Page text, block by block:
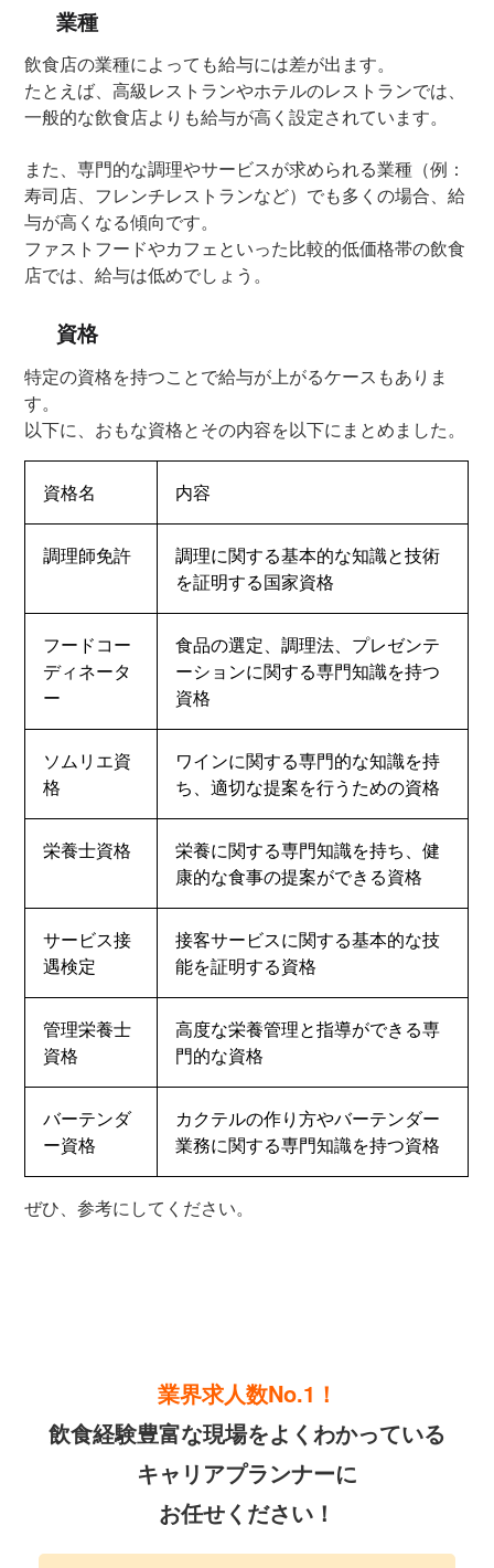
業種
飲食店の業種によっても給与には差が出ます。
たとえば、高級レストランやホテルのレストランでは、
一般的な飲食店よりも給与が高く設定されています。
また、専門的な調理やサービスが求められる業種（例：
寿司店、フレンチレストランなど）でも多くの場合、給
与が高くなる傾向です。
ファストフードやカフェといった比較的低価格帯の飲食
店では、給与は低めでしょう。
資格
特定の資格を持つことで給与が上がるケースもありま
す。
以下に、おもな資格とその内容を以下にまとめました。
資格名 内容
調理師免許
調理に関する基本的な知識と技術
を証明する国家資格
フードコー
ディネータ
ー
食品の選定、調理法、プレゼンテ
ーションに関する専門知識を持つ
資格
ソムリエ資
格
ワインに関する専門的な知識を持
ち、適切な提案を行うための資格
栄養士資格
栄養に関する専門知識を持ち、健
康的な食事の提案ができる資格
サービス接
遇検定
接客サービスに関する基本的な技
能を証明する資格
管理栄養士
資格
高度な栄養管理と指導ができる専
門的な資格
バーテンダ
ー資格
カクテルの作り方やバーテンダー
業務に関する専門知識を持つ資格
ぜひ、参考にしてください。
業界求人数No.1！
飲食経験豊富な現場をよくわかっている
キャリアプランナーに
お任せください！